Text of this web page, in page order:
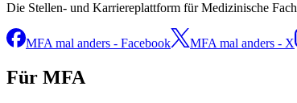
Die Stellen- und Karriereplattform für Medizinische
MFA mal anders - Facebook MFA mal anders - X
Für MFA